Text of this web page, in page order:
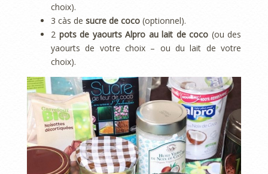
choix).
3 càs de sucre de coco (optionnel).
2 pots de yaourts Alpro au lait de coco (ou des
yaourts de votre choix – ou du lait de votre
choix).